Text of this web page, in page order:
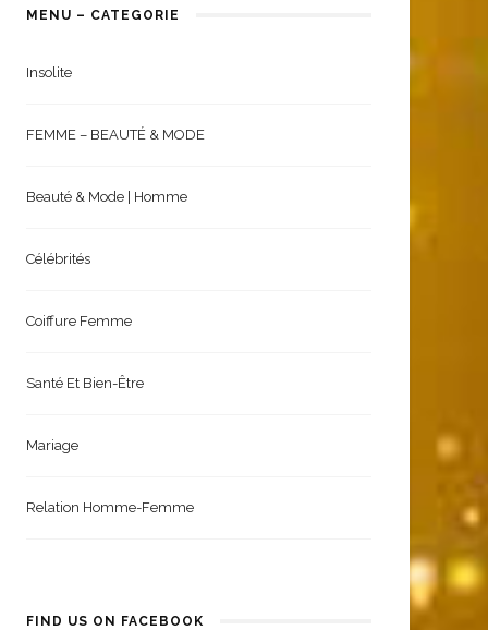
MENU – CATEGORIE
Insolite
FEMME – BEAUTÉ & MODE
Beauté & Mode | Homme
Célébrités
Coiffure Femme
Santé Et Bien-Être
Mariage
Relation Homme-Femme
FIND US ON FACEBOOK